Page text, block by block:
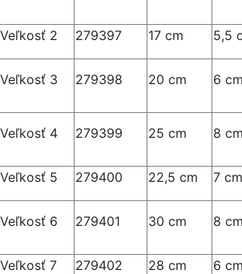
Veľkosť 2 279397 17 cm 5,5
Veľkosť 3 279398 20 cm 6 cm
Veľkosť 4 279399 25 cm 8 cm
Veľkosť 5 279400 22,5 cm 7 cm
Veľkosť 6 279401 30 cm 8 cm
Veľkosť 7 279402 28 cm 6 cm